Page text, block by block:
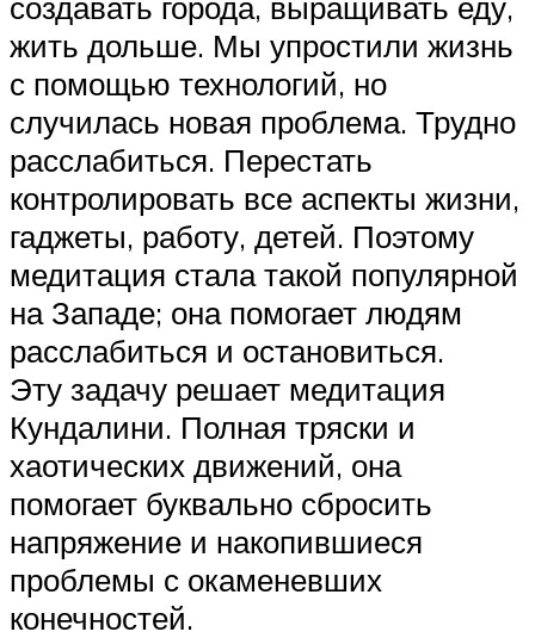
жить дольше. Мы упростили жизнь
с помощью технологий, но
случилась новая проблема. Трудно
расслабиться. Перестать
контролировать все аспекты жизни,
гаджеты, работу, детей. Поэтому
медитация стала такой популярной
на Западе; она помогает людям
расслабиться и остановиться.
Эту задачу решает медитация
Кундалини. Полная тряски и
хаотических движений, она
помогает буквально сбросить
напряжение и накопившиеся
проблемы с окаменевших
конечностей.